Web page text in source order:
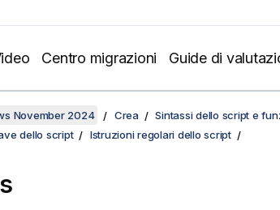
Centro migrazioni Guide di
November 2024 Crea
Sintassi dello script e
dello script
Istruzioni regolari dello script